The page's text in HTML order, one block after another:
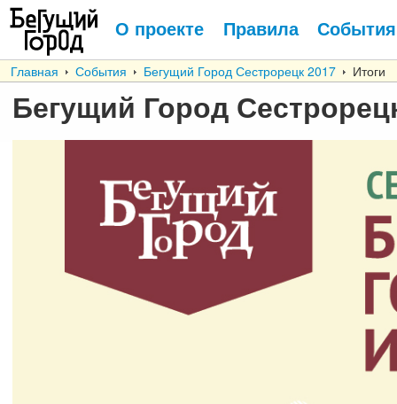
О проекте Правила События
Главная События Бегущий Город Сестрорецк 2017 Итоги
Бегущий Город